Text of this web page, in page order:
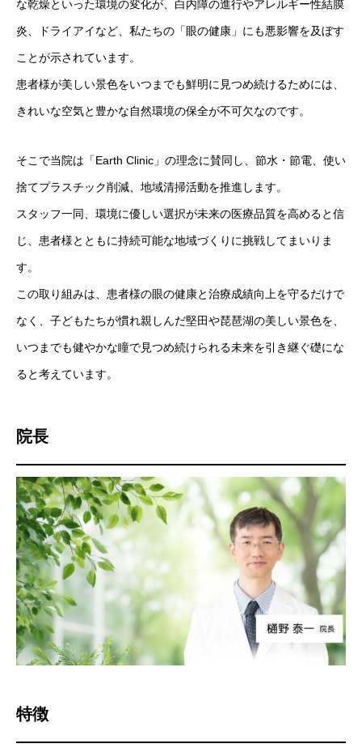
な乾燥といった環境の変化が、白内障の進行やアレルギー性結膜
炎、ドライアイなど、私たちの「眼の健康」にも悪影響を及ぼす
ことが示されています。
患者様が美しい景色をいつまでも鮮明に見つめ続けるためには、
きれいな空気と豊かな自然環境の保全が不可欠なのです。
そこで当院は「Earth Clinic」の理念に賛同し、節水・節電、使い
捨てプラスチック削減、地域清掃活動を推進します。
スタッフ一同、環境に優しい選択が未来の医療品質を高めると信
じ、患者様とともに持続可能な地域づくりに挑戦してまいりま
す。
この取り組みは、患者様の眼の健康と治療成績向上を守るだけで
なく、子どもたちが慣れ親しんだ堅田や琵琶湖の美しい景色を、
いつまでも健やかな瞳で見つめ続けられる未来を引き継ぐ礎にな
ると考えています。
院長
特徴